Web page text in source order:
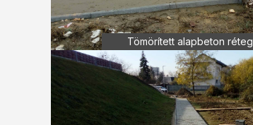
Tömörített alapbeton réteg